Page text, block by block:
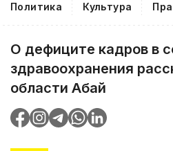
Политика Культура
О дефиците кадров в
здравоохранения
области Абай